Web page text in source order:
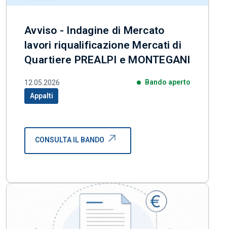
Avviso - Indagine di Mercato
lavori riqualificazione Mercati di
Quartiere PREALPI e MONTEGANI
12.05.2026 Bando aperto
Categoria correlata:
Appalti
CONSULTA IL BANDO